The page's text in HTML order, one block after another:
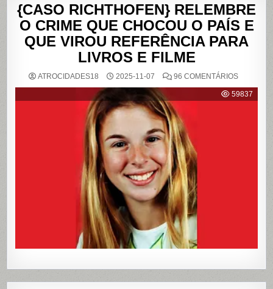
{CASO RICHTHOFEN} RELEMBRE
O CRIME QUE CHOCOU O PAÍS E
QUE VIROU REFERÊNCIA PARA
LIVROS E FILME
ATROCIDADES18 2025-11-07 96 COMENTÁRIOSEM
59837